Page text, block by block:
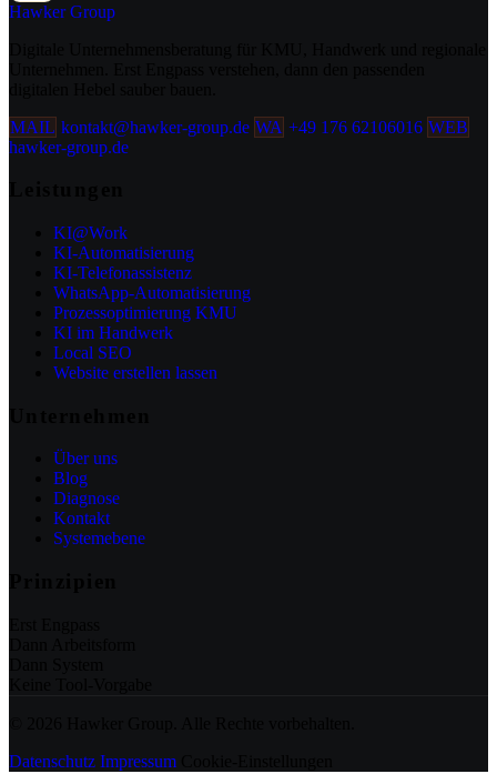
HawkerGroup
MAIL kontakt@hawker-group.de WA +49 176 62106016 WEB
hawker-group.de
KI@Work
KI-Automatisierung
KI-Telefonassistenz
WhatsApp-Automatisierung
Prozessoptimierung KMU
KI im Handwerk
Local SEO
Website erstellen lassen
Über uns
Blog
Diagnose
Kontakt
Systemebene
Datenschutz Impressum